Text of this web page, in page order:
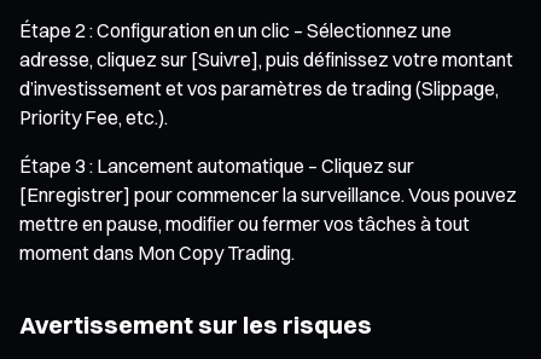
Étape 2 : Configuration en un clic – Sélectionnez une
adresse, cliquez sur [Suivre], puis définissez votre montant
d’investissement et vos paramètres de trading (Slippage,
Priority Fee, etc.).
Étape 3 : Lancement automatique – Cliquez sur
[Enregistrer] pour commencer la surveillance. Vous pouvez
mettre en pause, modifier ou fermer vos tâches à tout
moment dans Mon Copy Trading.
Avertissement sur les risques